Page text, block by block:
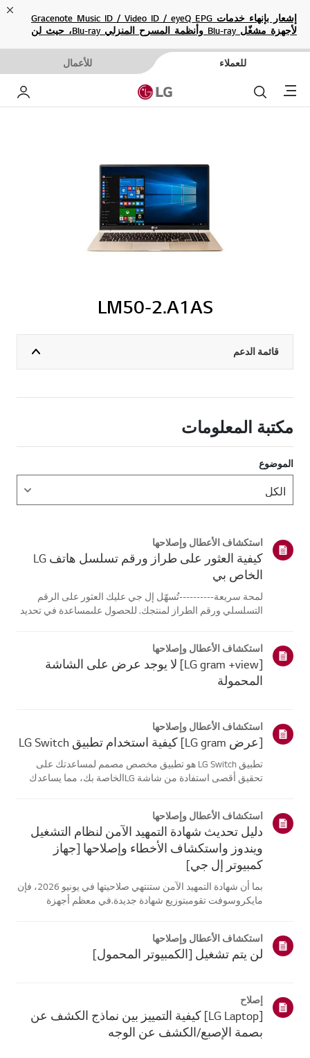
إشعار بإنهاء خدمات Gracenote Music ID / Video ID / eyeQ EPG
لأجهزة مشغّل Blu-ray وأنظمة المسرح المنزلي Blu-ray، حيث لن
للعملاء للأعمال
Menu بحث
LM50-2.A1AS
قائمة الدعم
مكتبة المعلومات
الموضوع
استكشاف الأعطال وإصلاحها
كيفية العثور على طراز ورقم تسلسل هاتف LG
الخاص بي
لمحة سريعة----------تُسهّل إل جي عليك العثور على الرقم
التسلسلي ورقم الطراز لمنتجك. للحصول علىمساعدة في تحديد
تختلف الصور أو ا...
استكشاف الأعطال وإصلاحها
[LG gram +view] لا يوجد عرض على الشاشة
المحمولة
استكشاف الأعطال وإصلاحها
[عرض LG gram] كيفية استخدام تطبيق LG Switch
تطبيق LG Switch هو تطبيق مخصص مصمم لمساعدتك على
تحقيق أقصى استفادة من شاشة LGالخاصة بك، مما يساعدك
لك [وضع الحياة] تعيين خلفي...
استكشاف الأعطال وإصلاحها
دليل تحديث شهادة التمهيد الآمن لنظام التشغيل
ويندوز واستكشاف الأخطاء وإصلاحها [جهاز
كمبيوتر إل جي]
بما أن شهادة التمهيد الآمن ستنتهي صلاحيتها في يونيو 2026، فإن
مايكروسوفت تقومبتوزيع شهادة جديدة.في معظم أجهزة
ذلك، إذا فشل ج...
استكشاف الأعطال وإصلاحها
لن يتم تشغيل [الكمبيوتر المحمول]
إصلاح
[LG Laptop] كيفية التمييز بين نماذج الكشف عن
بصمة الإصبع/الكشف عن الوجه